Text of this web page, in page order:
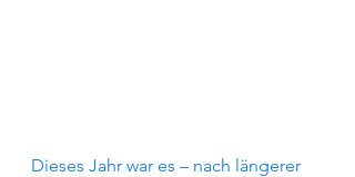
Dieses Jahr war es – nach längerer